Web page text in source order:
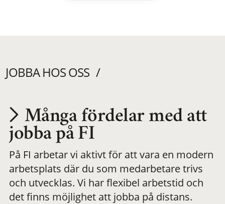
JOBBA HOS OSS
Utvecklas på en
meningsfull och
flexibel
Många fördelar med att
jobba på FI
På FI arbetar vi aktivt för att vara en modern
arbetsplats där du som medarbetare trivs
och utvecklas. Vi har flexibel arbetstid och
det finns möjlighet att jobba på distans.